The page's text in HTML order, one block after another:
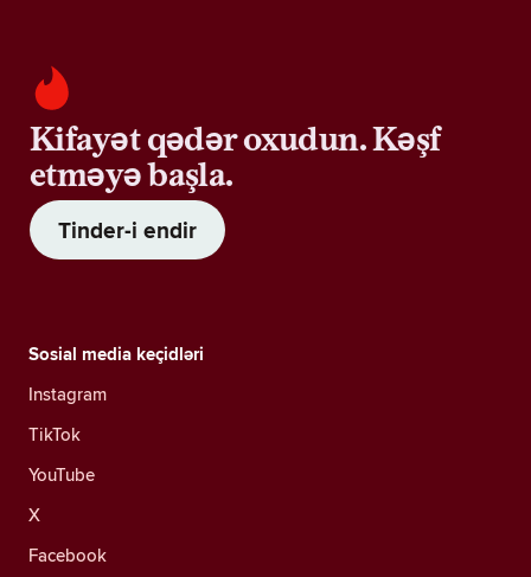
Kifayət qədər oxudun. Kəşf
etməyə başla.
Tinder-i endir
Sosial media keçidləri
Instagram
TikTok
YouTube
X
Facebook